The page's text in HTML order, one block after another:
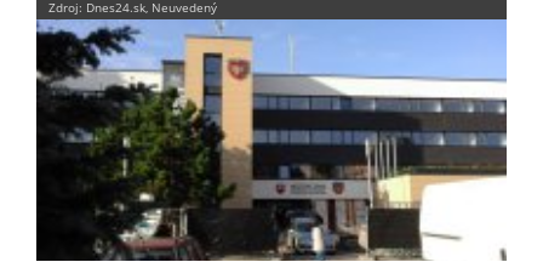
Zdroj: Dnes24.sk, Neuvedený